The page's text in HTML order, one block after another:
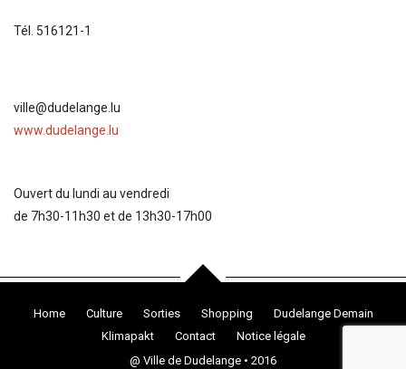
Tél. 516121-1
ville@dudelange.lu
www.dudelange.lu
Ouvert du lundi au vendredi
de 7h30-11h30 et de 13h30-17h00
Home Culture Sorties Shopping
Dudelange Demain
Klimapakt
Contact
Notice légale
@ Ville de Dudelange • 2016